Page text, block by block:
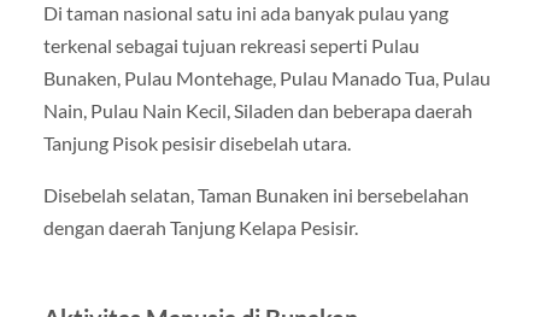
Di taman nasional satu ini ada banyak pulau yang
terkenal sebagai tujuan rekreasi seperti Pulau
Bunaken, Pulau Montehage, Pulau Manado Tua, Pulau
Nain, Pulau Nain Kecil, Siladen dan beberapa daerah
Tanjung Pisok pesisir disebelah utara.
Disebelah selatan, Taman Bunaken ini bersebelahan
dengan daerah Tanjung Kelapa Pesisir.